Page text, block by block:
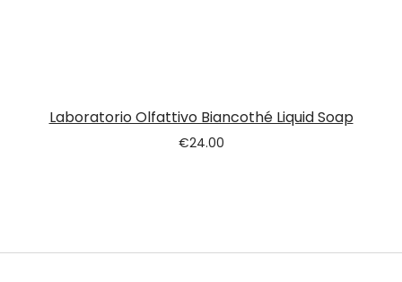
Laboratorio Olfattivo Biancothé Liquid Soap
€24.00